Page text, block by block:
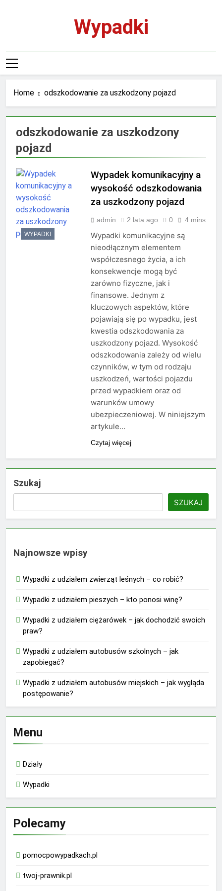
Wypadki
Home odszkodowanie za uszkodzony pojazd
odszkodowanie za uszkodzony
pojazd
WYPADKI
Wypadek komunikacyjny a
wysokość odszkodowania
za uszkodzony pojazd
admin 2 lata ago 0 4 mins
Wypadki komunikacyjne są
nieodłącznym elementem
współczesnego życia, a ich
konsekwencje mogą być
zarówno fizyczne, jak i
finansowe. Jednym z
kluczowych aspektów, które
pojawiają się po wypadku, jest
kwestia odszkodowania za
uszkodzony pojazd. Wysokość
odszkodowania zależy od wielu
czynników, w tym od rodzaju
uszkodzeń, wartości pojazdu
przed wypadkiem oraz od
warunków umowy
ubezpieczeniowej. W niniejszym
artykule…
Czytaj więcej
Szukaj
SZUKAJ
Najnowsze wpisy
Wypadki z udziałem zwierząt leśnych – co robić?
Wypadki z udziałem pieszych – kto ponosi winę?
Wypadki z udziałem ciężarówek – jak dochodzić swoich
praw?
Wypadki z udziałem autobusów szkolnych – jak
zapobiegać?
Wypadki z udziałem autobusów miejskich – jak wygląda
postępowanie?
Menu
Działy
Wypadki
Polecamy
pomocpowypadkach.pl
twoj-prawnik.pl